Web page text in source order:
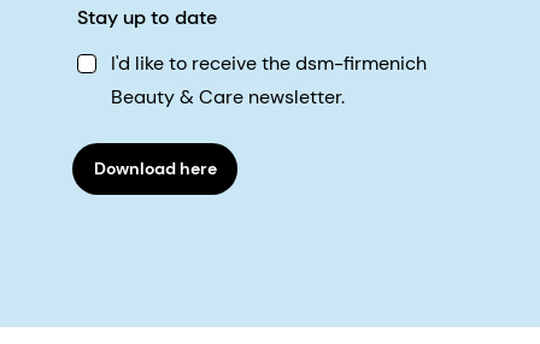
Stay up to date
I'd like to receive the dsm-firmenich
Beauty & Care newsletter.
Download here